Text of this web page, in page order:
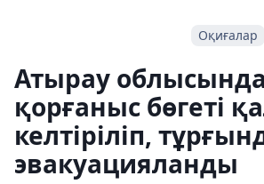
Оқиғалар
Атырау облысында
қорғаныс бөгеті
келтіріліп,
эвакуацияланды